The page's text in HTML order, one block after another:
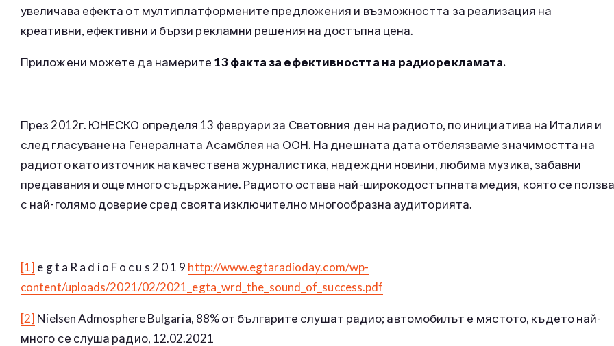
увеличава ефекта от мултиплатформените предложения и възможността за реализация на
креативни, ефективни и бързи рекламни решения на достъпна цена.
Приложени можете да намерите 13 факта за ефективността на радиорекламата.
През 2012г. ЮНЕСКО определя 13 февруари за Световния ден на радиото, по инициатива на Италия и
след гласуване на Генералната Асамблея на ООН. На днешната дата отбелязваме значимостта на
радиото като източник на качествена журналистика, надеждни новини, любима музика, забавни
предавания и още много съдържание. Радиото остава най-широкодостъпната медия, която се ползва
с най-голямо доверие сред своята изключително многообразна аудиторията.
[1] e g t a R a d i o F o c u s 2 0 1 9 http://www.egtaradioday.com/wp-
content/uploads/2021/02/2021_egta_wrd_the_sound_of_success.pdf
[2] Nielsen Admosphere Bulgaria, 88% от българите слушат радио; автомобилът е мястото, където най-
много се слуша радио, 12.02.2021